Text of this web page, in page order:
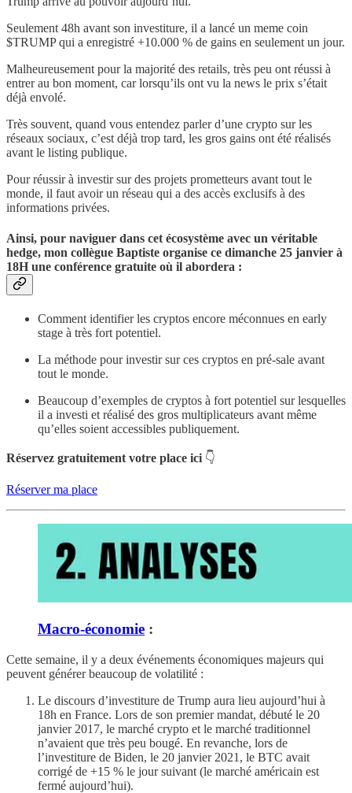
Seulement 48h avant son investiture, il a lancé un meme coin
$TRUMP qui a enregistré +10.000 % de gains en seulement un jour.
Malheureusement pour la majorité des retails, très peu ont réussi à
entrer au bon moment, car lorsqu’ils ont vu la news le prix s’était
déjà envolé.
Très souvent, quand vous entendez parler d’une crypto sur les
réseaux sociaux, c’est déjà trop tard, les gros gains ont été réalisés
avant le listing publique.
Pour réussir à investir sur des projets prometteurs avant tout le
monde, il faut avoir un réseau qui a des accès exclusifs à des
informations privées.
Ainsi, pour naviguer dans cet écosystème avec un véritable
hedge, mon collègue Baptiste organise ce dimanche 25 janvier à
18H une conférence gratuite où il abordera :
Comment identifier les cryptos encore méconnues en early
stage à très fort potentiel.
La méthode pour investir sur ces cryptos en pré-sale avant
tout le monde.
Beaucoup d’exemples de cryptos à fort potentiel sur lesquelles
il a investi et réalisé des gros multiplicateurs avant même
qu’elles soient accessibles publiquement.
Réservez gratuitement votre place ici 👇
Réserver ma place
Macro-économie :
Cette semaine, il y a deux événements économiques majeurs qui
peuvent générer beaucoup de volatilité :
Le discours d’investiture de Trump aura lieu aujourd’hui à
18h en France. Lors de son premier mandat, débuté le 20
janvier 2017, le marché crypto et le marché traditionnel
n’avaient que très peu bougé. En revanche, lors de
l’investiture de Biden, le 20 janvier 2021, le BTC avait
corrigé de +15 % le jour suivant (le marché américain est
fermé aujourd’hui).